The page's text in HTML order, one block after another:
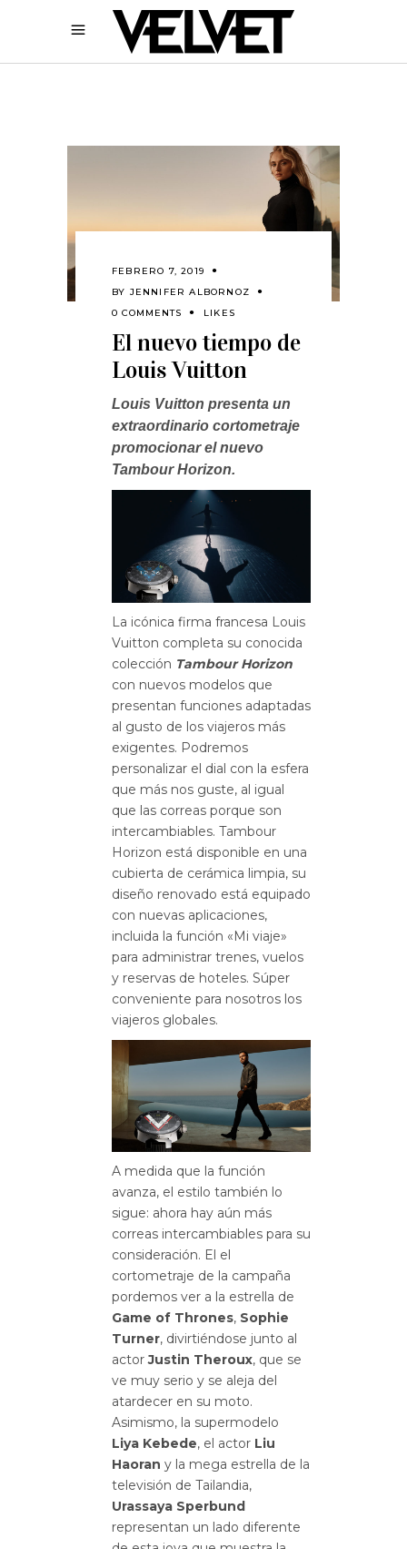
FEBRERO 7, 2019
BY JENNIFER ALBORNOZ
0 COMMENTS
LIKES
El nuevo tiempo de
Louis Vuitton
Louis Vuitton presenta un
extraordinario cortometraje
promocionar el nuevo
Tambour Horizon.
La icónica firma francesa Louis
Vuitton completa su conocida
colección Tambour Horizon
con nuevos modelos que
presentan funciones adaptadas
al gusto de los viajeros más
exigentes. Podremos
personalizar el dial con la esfera
que más nos guste, al igual
que las correas porque son
intercambiables. Tambour
Horizon está disponible en una
cubierta de cerámica limpia, su
diseño renovado está equipado
con nuevas aplicaciones,
incluida la función «Mi viaje»
para administrar trenes, vuelos
y reservas de hoteles. Súper
conveniente para nosotros los
viajeros globales.
A medida que la función
avanza, el estilo también lo
sigue: ahora hay aún más
correas intercambiables para su
consideración. El el
cortometraje de la campaña
pordemos ver a la estrella de
Game of Thrones, Sophie
Turner, divirtiéndose junto al
actorJustin Theroux, que se
ve muy serio y se aleja del
atardecer en su moto.
Asimismo, la supermodelo
Liya Kebede, el actor Liu
Haoran y la mega estrella de la
televisión de Tailandia,
Urassaya Sperbund
representan un lado diferente